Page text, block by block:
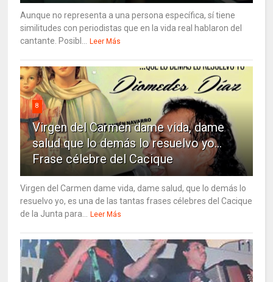
Aunque no representa a una persona específica, sí tiene
similitudes con periodistas que en la vida real hablaron del
cantante. Posibl...
Leer Más
8
Virgen del Carmen dame vida, dame
salud que lo demás lo resuelvo yo…
Frase célebre del Cacique
Virgen del Carmen dame vida, dame salud, que lo demás lo
resuelvo yo, es una de las tantas frases célebres del Cacique
de la Junta para...
Leer Más